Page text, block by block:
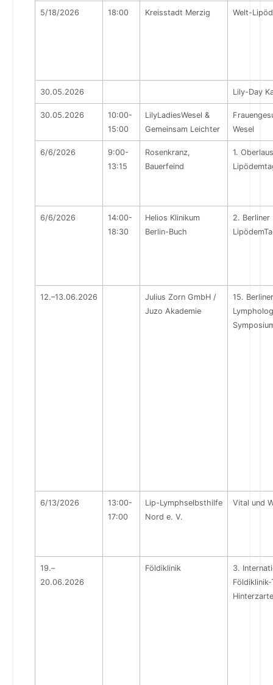
5/18/2026 18:00 Kreisstadt Merzig Welt-
30.05.2026 Lily-Day
30.05.2026
10:00-
15:00
LilyLadiesWesel &
Gemeinsam Leichter
Wesel
6/6/2026
9:00-
13:15
Rosenkranz,
Bauerfeind
1.
6/6/2026
14:00-
18:30
Helios Klinikum
Berlin-Buch
2. Berliner
12.–13.06.2026
Julius Zorn GmbH /
Juzo Akademie
15. Berliner
6/13/2026
13:00-
17:00
Lip-Lymphselbsthilfe
Nord e. V.
Vital und
19.–
20.06.2026
Földiklinik
3.
Földiklinik-